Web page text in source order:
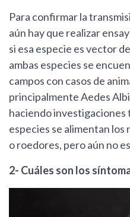
Para confirmar la
aún hay que realizar
si esa especie es vector
ambas especies se
campos con casos de
principalmente Aedes
haciendo investigaciones
especies se alimentan los
o roedores, pero aún no
2- Cuáles son los